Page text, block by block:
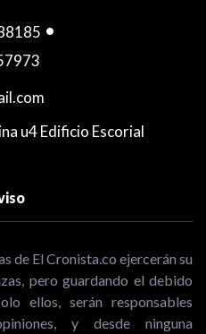
-
u4 Edificio Escorial
de El Cronista.co ejercerán su
pero guardando el debido
ellos, serán responsables
y desde ninguna